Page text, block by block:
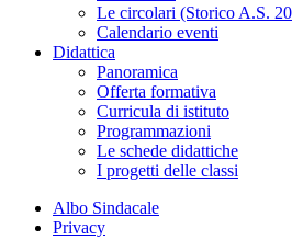
Le circolari (Storico A.S.
Calendario eventi
Didattica
Panoramica
Offerta formativa
Curricula di istituto
Programmazioni
Le schede didattiche
I progetti delle classi
Albo Sindacale
Privacy